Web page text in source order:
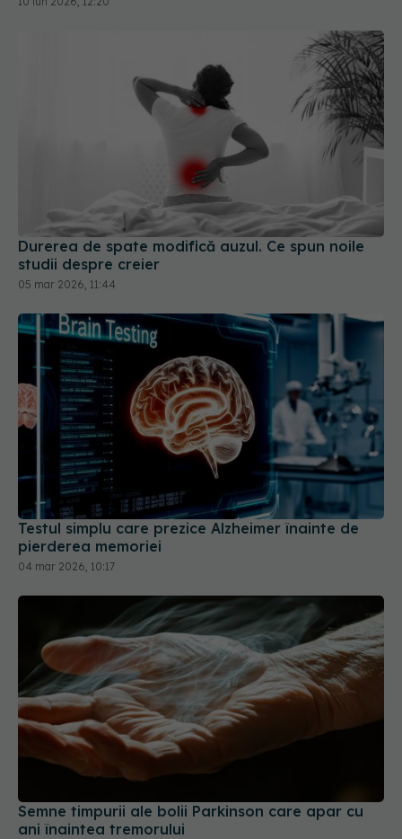
Durerea de spate modifică auzul. Ce spun noile
studii despre creier
05 mar 2026, 11:44
Testul simplu care prezice Alzheimer înainte de
pierderea memoriei
04 mar 2026, 10:17
Semne timpurii ale bolii Parkinson care apar cu
ani înaintea tremorului